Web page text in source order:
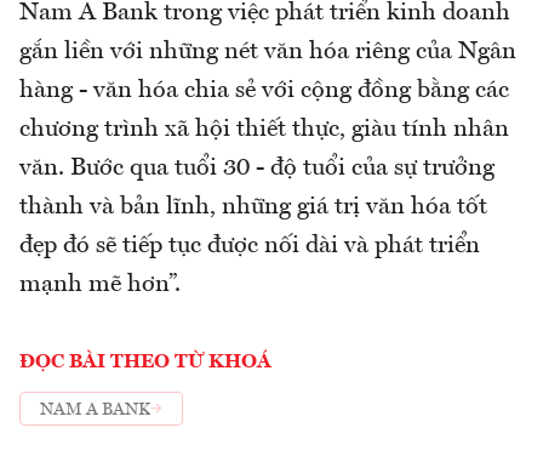
Nam A Bank trong việc phát triển kinh doanh
gắn liền với những nét văn hóa riêng của Ngân
hàng - văn hóa chia sẻ với cộng đồng bằng các
chương trình xã hội thiết thực, giàu tính nhân
văn. Bước qua tuổi 30 - độ tuổi của sự trưởng
thành và bản lĩnh, những giá trị văn hóa tốt
đẹp đó sẽ tiếp tục được nối dài và phát triển
mạnh mẽ hơn”.
ĐỌC BÀI THEO TỪ KHOÁ
NAM A BANK